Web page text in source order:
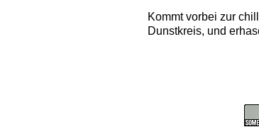
Kommt vorbei zur
Dunstkreis, und